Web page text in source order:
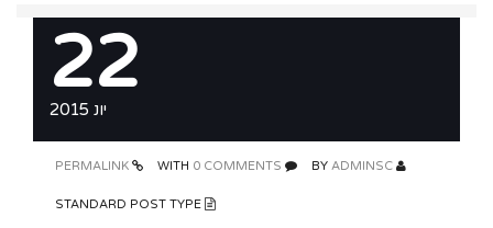
22
יונ 2015
ADMINSC
0 COMMENTS